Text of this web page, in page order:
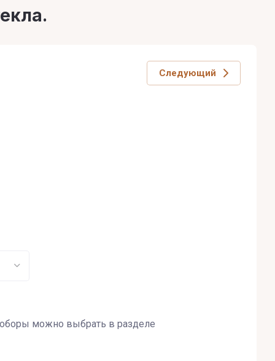
Следующий
можно выбрать в разделе